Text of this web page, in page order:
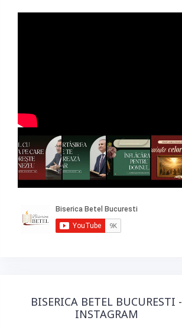
BISERICA BETEL BUCURESTI -
INSTAGRAM